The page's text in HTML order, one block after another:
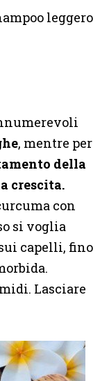
leggero
, mentre per
della
crescita.
con
si voglia
capelli, fino
Lasciare